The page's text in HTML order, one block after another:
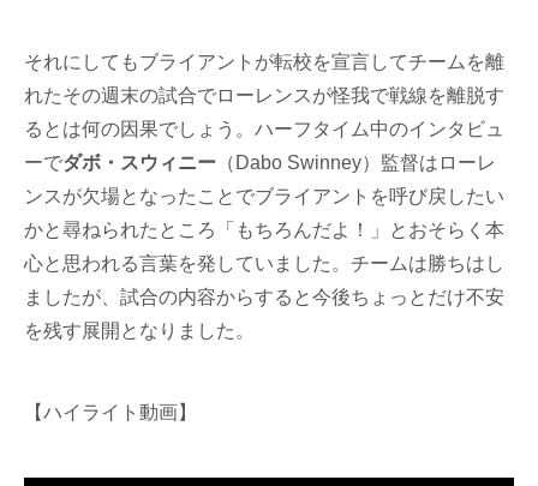
それにしてもブライアントが転校を宣言してチームを離
れたその週末の試合でローレンスが怪我で戦線を離脱す
るとは何の因果でしょう。ハーフタイム中のインタビュ
ーでダボ・スウィニー （Dabo Swinney）監督はローレ
ンスが欠場となったことでブライアントを呼び戻したい
かと尋ねられたところ「もちろんだよ！」とおそらく本
心と思われる言葉を発していました。チームは勝ちはし
ましたが、試合の内容からすると今後ちょっとだけ不安
を残す展開となりました。
【ハイライト動画】